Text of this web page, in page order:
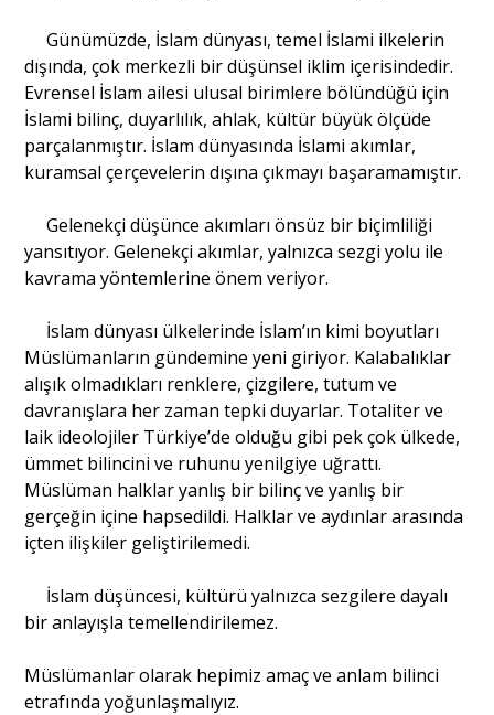
Günümüzde, İslam dünyası, temel İslami ilkelerin
dışında, çok merkezli bir düşünsel iklim içerisindedir.
Evrensel İslam ailesi ulusal birimlere bölündüğü için
İslami bilinç, duyarlılık, ahlak, kültür büyük ölçüde
parçalanmıştır. İslam dünyasında İslami akımlar,
kuramsal çerçevelerin dışına çıkmayı başaramamıştır.
Gelenekçi düşünce akımları önsüz bir biçimliliği
yansıtıyor. Gelenekçi akımlar, yalnızca sezgi yolu ile
kavrama yöntemlerine önem veriyor.
İslam dünyası ülkelerinde İslam’ın kimi boyutları
Müslümanların gündemine yeni giriyor. Kalabalıklar
alışık olmadıkları renklere, çizgilere, tutum ve
davranışlara her zaman tepki duyarlar. Totaliter ve
laik ideolojiler Türkiye’de olduğu gibi pek çok ülkede,
ümmet bilincini ve ruhunu yenilgiye uğrattı.
Müslüman halklar yanlış bir bilinç ve yanlış bir
gerçeğin içine hapsedildi. Halklar ve aydınlar arasında
içten ilişkiler geliştirilemedi.
İslam düşüncesi, kültürü yalnızca sezgilere dayalı
bir anlayışla temellendirilemez.
Müslümanlar olarak hepimiz amaç ve anlam bilinci
etrafında yoğunlaşmalıyız.